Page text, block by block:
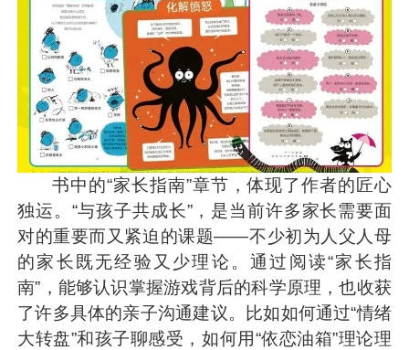
书中的“家长指南”章节，体现了作者的匠心
独运。“与孩子共成长”，是当前许多家长需要面
对的重要而又紧迫的课题——不少初为人父人母
的家长既无经验又少理论。通过阅读“家长指
南”，能够认识掌握游戏背后的科学原理，也收获
了许多具体的亲子沟通建议。比如如何通过“情绪
大转盘”和孩子聊感受，如何用“依恋油箱”理论理